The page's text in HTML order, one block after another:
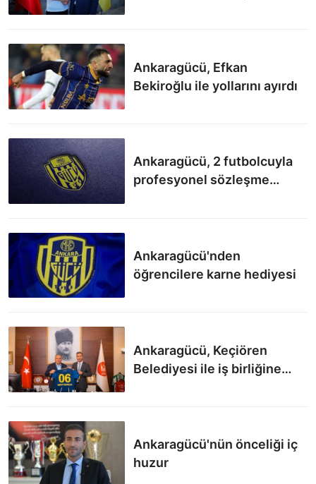
Ankaragücü, Efkan
Bekiroğlu ile yollarını ayırdı
Ankaragücü, 2 futbolcuyla
profesyonel sözleşme
Ankaragücü'nden
öğrencilere karne hediyesi
Ankaragücü, Keçiören
Belediyesi ile iş birliğine
Ankaragücü'nün önceliği iç
huzur